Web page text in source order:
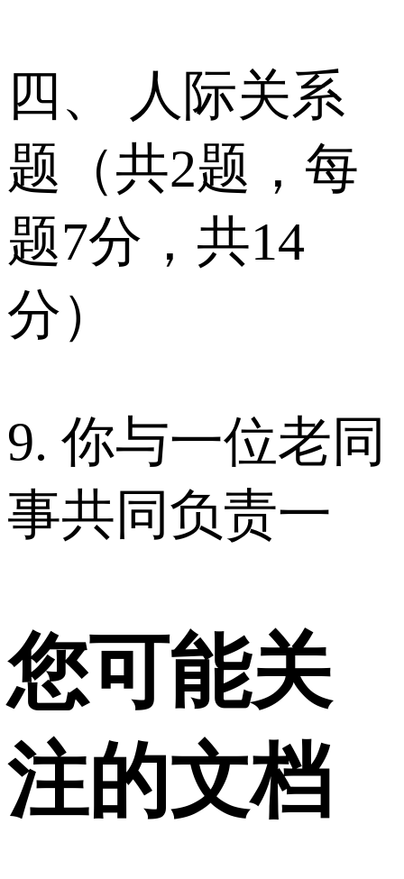
四、 人际关系
题（共2题，每
题7分，共14
分）
9. 你与一位老同
事共同负责一
您可能关
注的文档